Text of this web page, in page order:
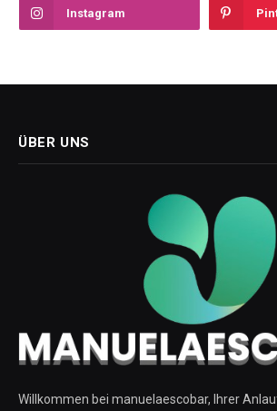
Instagram
ÜBER UNS
Willkommen bei manuelaescobar, Ihrer